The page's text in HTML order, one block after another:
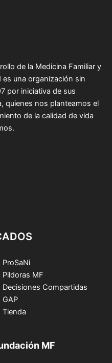
de la Medicina Familiar y
es una organización sin
por iniciativa de sus
quienes nos planteamos el
de la calidad de vida
ProSaNi
Pildoras MF
Decisiones Compartidas
GAP
Tienda
MF